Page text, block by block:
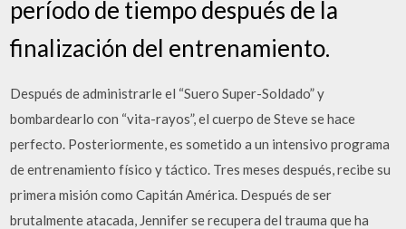
período de tiempo después de la
finalización del entrenamiento.
Después de administrarle el “Suero Super-Soldado” y
bombardearlo con “vita-rayos”, el cuerpo de Steve se hace
perfecto. Posteriormente, es sometido a un intensivo programa
de entrenamiento físico y táctico. Tres meses después, recibe su
primera misión como Capitán América. Después de ser
brutalmente atacada, Jennifer se recupera del trauma que ha